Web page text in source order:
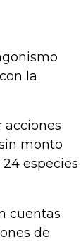
la
acciones
monto
especies
cuentas
de